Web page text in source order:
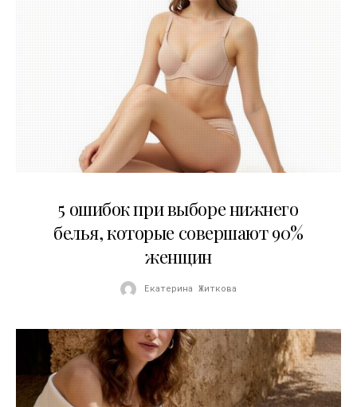
5 ошибок при выборе нижнего
белья, которые совершают 90%
женщин
Екатерина Житкова